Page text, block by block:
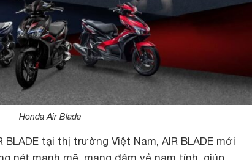
Honda Air Blade
tại thị trường Việt Nam, AIR BLADE mới
nét mạnh mẽ, mang đậm vẻ nam tính, giúp